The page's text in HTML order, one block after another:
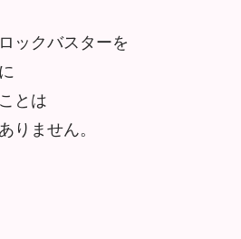
ックバスターを
とは
りません。